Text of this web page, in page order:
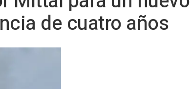
de cuatro años